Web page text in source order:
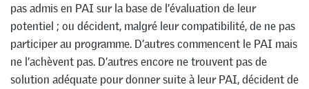
pas admis en PAI sur la base de l’évaluation de leur
potentiel ; ou décident, malgré leur compatibilité, de ne pas
participer au programme. D’autres commencent le PAI mais
ne l’achèvent pas. D’autres encore ne trouvent pas de
solution adéquate pour donner suite à leur PAI, décident de